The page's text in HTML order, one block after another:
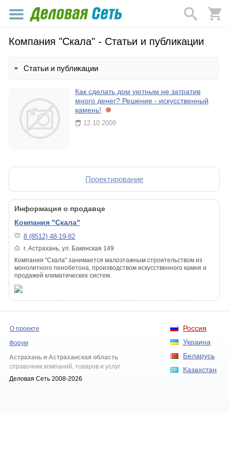
Компания "Скала" - Статьи и публикации
Статьи и публикации
Как сделать дом уютным не затратив
много денег? Решение - искусственный
камень!
12.10.2009
Проектирование
Информация о продавце
Компания "Скала"
8 (8512) 48-19-82
г. Астрахань, ул. Бакинская 149
Компания "Скала" занимается малоэтажным строительством из
монолитного пенобетона, производством искусственного камня и
продажей климатических систем.
Россия
Украина
Беларусь
Казахстан
О проекте
Форум
Астрахань и Астраханская область
справочник компаний, товаров и услуг
Деловая Сеть 2008-2026